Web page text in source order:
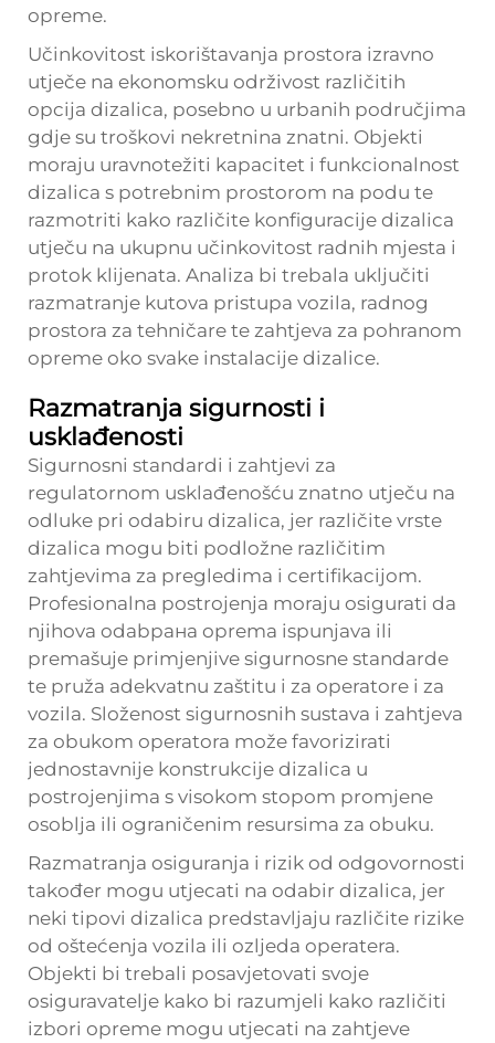
opreme.
Učinkovitost iskorištavanja prostora izravno
utječe na ekonomsku održivost različitih
opcija dizalica, posebno u urbanih područjima
gdje su troškovi nekretnina znatni. Objekti
moraju uravnotežiti kapacitet i funkcionalnost
dizalica s potrebnim prostorom na podu te
razmotriti kako različite konfiguracije dizalica
utječu na ukupnu učinkovitost radnih mjesta i
protok klijenata. Analiza bi trebala uključiti
razmatranje kutova pristupa vozila, radnog
prostora za tehničare te zahtjeva za pohranom
opreme oko svake instalacije dizalice.
Razmatranja sigurnosti i
usklađenosti
Sigurnosni standardi i zahtjevi za
regulatornom usklađenošću znatno utječu na
odluke pri odabiru dizalica, jer različite vrste
dizalica mogu biti podložne različitim
zahtjevima za pregledima i certifikacijom.
Profesionalna postrojenja moraju osigurati da
njihova odabранa oprema ispunjava ili
premašuje primjenjive sigurnosne standarde
te pruža adekvatnu zaštitu i za operatore i za
vozila. Složenost sigurnosnih sustava i zahtjeva
za obukom operatora može favorizirati
jednostavnije konstrukcije dizalica u
postrojenjima s visokom stopom promjene
osoblja ili ograničenim resursima za obuku.
Razmatranja osiguranja i rizik od odgovornosti
također mogu utjecati na odabir dizalica, jer
neki tipovi dizalica predstavljaju različite rizike
od oštećenja vozila ili ozljeda operatera.
Objekti bi trebali posavjetovati svoje
osiguravatelje kako bi razumjeli kako različiti
izbori opreme mogu utjecati na zahtjeve